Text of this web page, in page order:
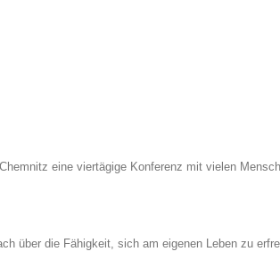
eine viertägige Konferenz mit vielen
über die Fähigkeit, sich am eigenen Leben zu